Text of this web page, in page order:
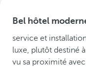
Bel hôtel
service et
luxe, plutôt destiné
vu sa proximité